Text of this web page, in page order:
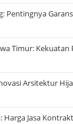
Pentingnya
Timur: Kekuatan
Arsitektur
Jasa